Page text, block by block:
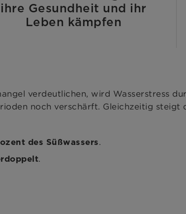
müssen täglich um
ihre Gesundheit und ihr
verdeutlichen, wird Wasserstress
noch verschärft. Gleichzeitig steigt